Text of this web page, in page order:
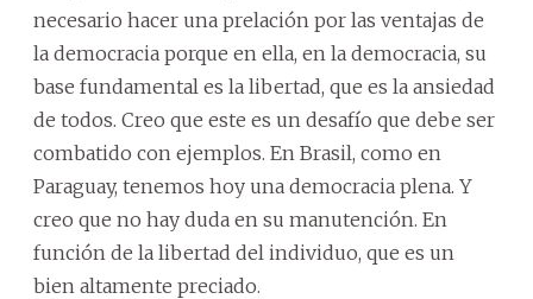
necesario hacer una prelación por las ventajas de
la democracia porque en ella, en la democracia, su
base fundamental es la libertad, que es la ansiedad
de todos. Creo que este es un desafío que debe ser
combatido con ejemplos. En Brasil, como en
Paraguay, tenemos hoy una democracia plena. Y
creo que no hay duda en su manutención. En
función de la libertad del individuo, que es un
bien altamente preciado.